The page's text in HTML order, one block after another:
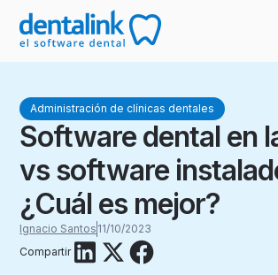
Novedades IA
Planes
Sobre nosotros
Blog
Recursos
Administración de clínicas dentales
Software dental en
vs software
¿Cuál es mejor?
Ignacio Santos 11/10/2023
Compartir